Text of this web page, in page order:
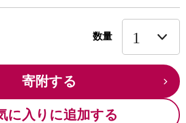
数量
寄附する
に入りに追加する